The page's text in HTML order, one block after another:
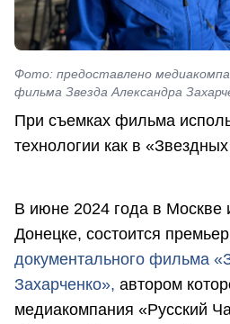
Фото: предоставлено
фильма Звезда Александра
При съемках фильма
технологии как в
В июне 2024 года в Москве
Донецке, состоится
документального фильма
Захарченко», автором
медиакомпания «Русский